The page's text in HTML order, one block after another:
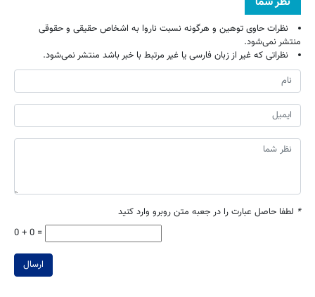
نظرات حاوی توهین و هرگونه نسبت ناروا به اشخاص حقیقی و حقوقی
منتشر نمی‌شود.
نظراتی که غیر از زبان فارسی یا غیر مرتبط با خبر باشد منتشر نمی‌شود.
* لطفا حاصل عبارت را در جعبه متن روبرو وارد کنید
0 + 0 =
ارسال